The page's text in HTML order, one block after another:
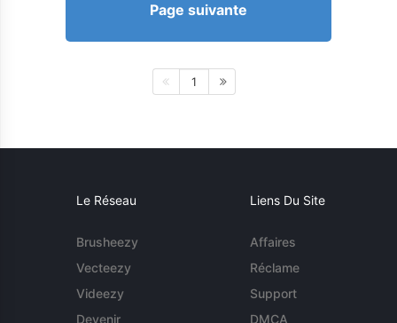
Page suivante
1
Le Réseau
Brusheezy
Vecteezy
Videezy
Devenir
Liens Du Site
Affaires
Réclame
Support
DMCA